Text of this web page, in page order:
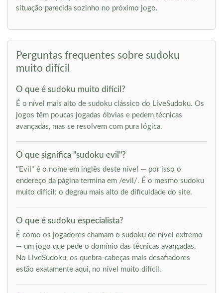
situação parecida sozinho no próximo jogo.
Perguntas frequentes sobre sudoku
muito difícil
O que é sudoku muito difícil?
É o nível mais alto de sudoku clássico do LiveSudoku. Os
jogos têm poucas jogadas óbvias e pedem técnicas
avançadas, mas se resolvem com pura lógica.
O que significa "sudoku evil"?
"Evil" é o nome em inglês deste nível — por isso o
endereço da página termina em /evil/. É o mesmo sudoku
muito difícil: o degrau mais alto de dificuldade do site.
O que é sudoku especialista?
É como os jogadores chamam o sudoku de nível extremo
— um jogo que pede o domínio das técnicas avançadas.
No LiveSudoku, os quebra-cabeças mais desafiadores
estão exatamente aqui, no nível muito difícil.